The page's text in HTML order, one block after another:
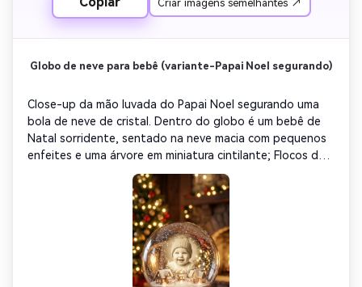
Criar imagens semelhantes ↗
Globo de neve para bebê (variante-Papai Noel segurando)
Close-up da mão luvada do Papai Noel segurando uma
bola de neve de cristal. Dentro do globo é um bebê de
Natal sorridente, sentado na neve macia com pequenos
enfeites e uma árvore em miniatura cintilante; Flocos de
neve delicados giram dentro. O vidro mostra o reflexo
quente do casaco vermelho do Papai Noel; O fundo é
uma oficina ártica suave e desfocada com iluminação
confortável. Refração de vidro ultra-realista, destaques
de bokeh, iluminação de filme, humor mágico de férias.